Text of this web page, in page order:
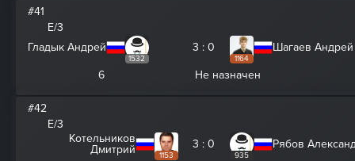
#41
E/3
Гладык Андрей
1532
3 : 0
1164
Шагаев Андрей
6 Не назначен
#42
E/3
Котельников
Дмитрий
1153
3 : 0
935
Рябов